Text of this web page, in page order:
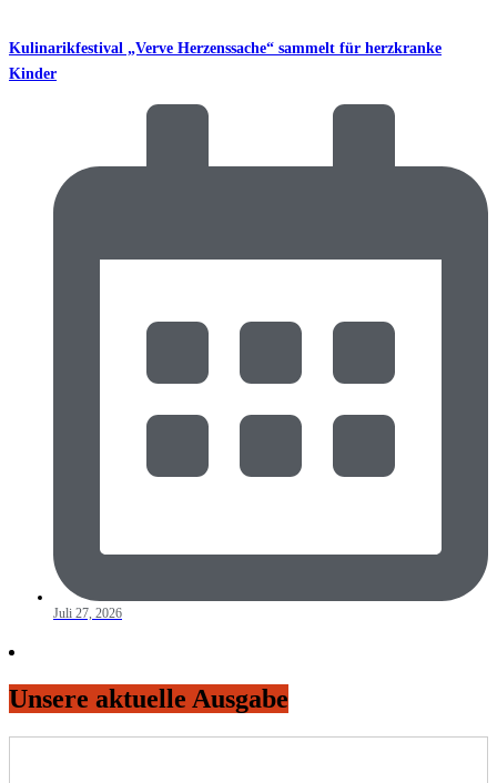
Kulinarikfestival „Verve Herzenssache“ sammelt für herzkranke
Kinder
Juli 27, 2026
Unsere aktuelle Ausgabe